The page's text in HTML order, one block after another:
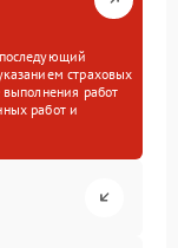
страховых
выполнения работ
работ и